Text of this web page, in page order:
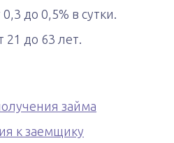
0,3 до 0,5% в сутки.
21 до 63 лет.
займа
к заемщику